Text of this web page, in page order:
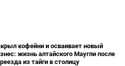
кофейни и осваивает новый
жизнь алтайского Маугли после
из тайги в столицу